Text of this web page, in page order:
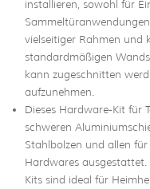
installieren, sowohl für
vielseitiger Rahmen und
standardmäßigen
kann zugeschnitten
aufzunehmen.
Dieses Hardware-Kit für
schweren
Stahlbolzen und allen
Hardwares ausgestattet.
Kits sind ideal für